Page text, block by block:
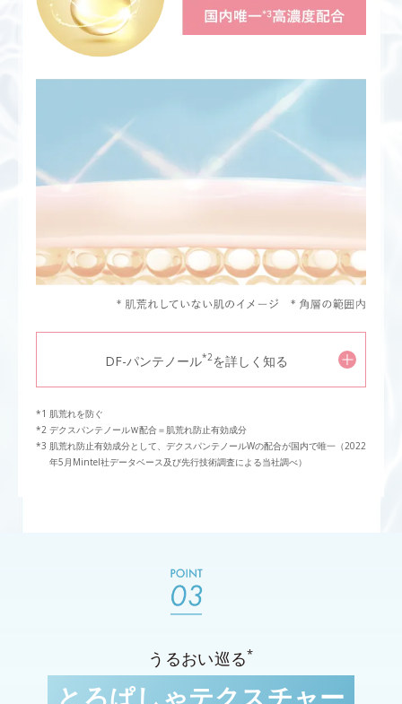
DF-パンテノール*2を詳しく知る
肌荒れを防ぐ
デクスパンテノールＷ配合＝肌荒れ防止有効成分
肌荒れ防止有効成分として、デクスパンテノールWの配合が国内で唯一（2022
年5月Mintel社データベース及び先行技術調査による当社調べ）
うるおい巡る*
とろぱしゃテクスチャー